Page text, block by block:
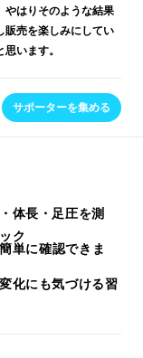
やはりそのような結果
販売を楽しみにしてい
います。
サポーターを集める
体長・足圧を測
ク
単に確認できま
化にも気づける習